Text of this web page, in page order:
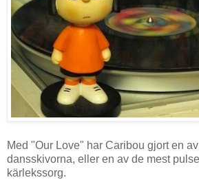
Med "Our Love" har Caribou gjort en
dansskivorna, eller en av de mest
kärlekssorg.